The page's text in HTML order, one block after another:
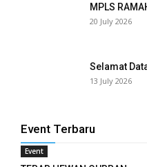
MPLS
20 July 2026
Selamat
13 July 2026
Event Terbaru
Event